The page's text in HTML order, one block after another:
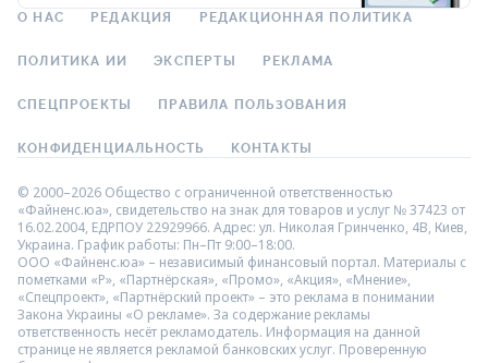
О НАС РЕДАКЦИЯ РЕДАКЦИОННАЯ ПОЛИТИКА
ПОЛИТИКА ИИ ЭКСПЕРТЫ РЕКЛАМА
СПЕЦПРОЕКТЫ ПРАВИЛА ПОЛЬЗОВАНИЯ
КОНФИДЕНЦИАЛЬНОСТЬ КОНТАКТЫ
© 2000–2026 Общество с ограниченной ответственностью
«Файненс.юа», свидетельство на знак для товаров и услуг № 37423 от
16.02.2004, ЕДРПОУ 22929966. Адрес: ул. Николая Гринченко, 4В, Киев,
Украина. График работы: Пн–Пт 9:00–18:00.
ООО «Файненс.юа» – независимый финансовый портал. Материалы с
пометками «Р», «Партнёрская», «Промо», «Акция», «Мнение»,
«Спецпроект», «Партнёрский проект» – это реклама в понимании
Закона Украины «О рекламе». За содержание рекламы
ответственность несёт рекламодатель. Информация на данной
странице не является рекламой банковских услуг. Проверенную